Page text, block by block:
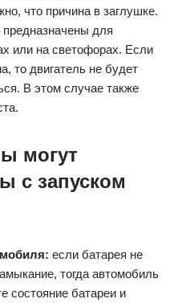
что причина в заглушке.
для
или на светофорах. Если
то двигатель не будет
В этом случае также
могут
с запуском
если батарея не
тогда автомобиль
состояние батареи и